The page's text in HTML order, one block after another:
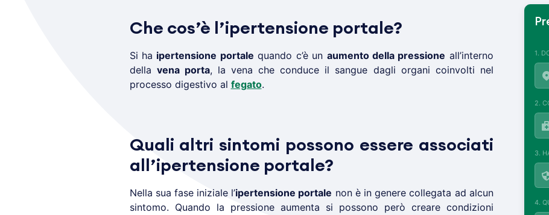
Che cos’è l’ipertensione portale?
Si ha ipertensione portale quando c’è un aumento della pressione all’interno
della vena porta, la vena che conduce il sangue dagli organi coinvolti nel
processo digestivo al fegato.
Quali altri sintomi possono essere associati
all’ipertensione portale?
Nella sua fase iniziale l’ipertensione portale non è in genere collegata ad alcun
sintomo. Quando la pressione aumenta si possono però creare condizioni
1.
2.
3.
4.